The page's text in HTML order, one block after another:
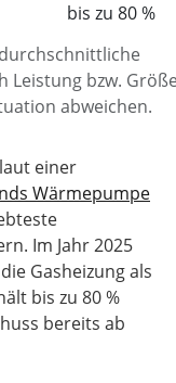
Leistung bzw.
abweichen.
bis zu 80 %
einer
Wärmepumpe
Im Jahr 2025
Gasheizung als
bis zu 80 %
bereits ab